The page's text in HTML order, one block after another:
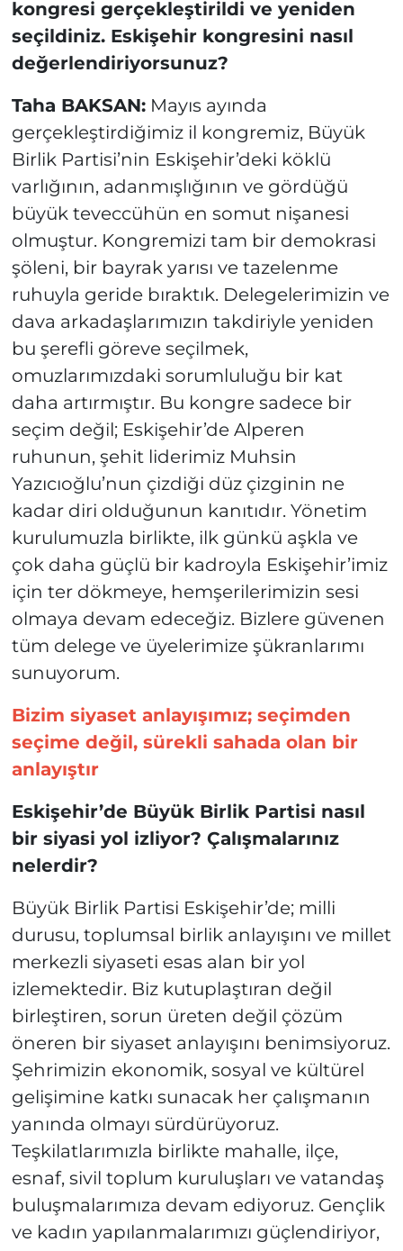
kongresi gerçekleştirildi ve yeniden
seçildiniz. Eskişehir kongresini nasıl
değerlendiriyorsunuz?
Taha BAKSAN:Mayıs ayında
gerçekleştirdiğimiz il kongremiz, Büyük
Birlik Partisi’nin Eskişehir’deki köklü
varlığının, adanmışlığının ve gördüğü
büyük teveccühün en somut nişanesi
olmuştur. Kongremizi tam bir demokrasi
şöleni, bir bayrak yarısı ve tazelenme
ruhuyla geride bıraktık. Delegelerimizin ve
dava arkadaşlarımızın takdiriyle yeniden
bu şerefli göreve seçilmek,
omuzlarımızdaki sorumluluğu bir kat
daha artırmıştır. Bu kongre sadece bir
seçim değil; Eskişehir’de Alperen
ruhunun, şehit liderimiz Muhsin
Yazıcıoğlu’nun çizdiği düz çizginin ne
kadar diri olduğunun kanıtıdır. Yönetim
kurulumuzla birlikte, ilk günkü aşkla ve
çok daha güçlü bir kadroyla Eskişehir’imiz
için ter dökmeye, hemşerilerimizin sesi
olmaya devam edeceğiz. Bizlere güvenen
tüm delege ve üyelerimize şükranlarımı
sunuyorum.
Bizim siyaset anlayışımız; seçimden
seçime değil, sürekli sahada olan bir
anlayıştır
Eskişehir’de Büyük Birlik Partisi nasıl
bir siyasi yol izliyor? Çalışmalarınız
nelerdir?
Büyük Birlik Partisi Eskişehir’de; milli
durusu, toplumsal birlik anlayışını ve millet
merkezli siyaseti esas alan bir yol
izlemektedir. Biz kutuplaştıran değil
birleştiren, sorun üreten değil çözüm
öneren bir siyaset anlayışını benimsiyoruz.
Şehrimizin ekonomik, sosyal ve kültürel
gelişimine katkı sunacak her çalışmanın
yanında olmayı sürdürüyoruz.
Teşkilatlarımızla birlikte mahalle, ilçe,
esnaf, sivil toplum kuruluşları ve vatandaş
buluşmalarımıza devam ediyoruz. Gençlik
ve kadın yapılanmalarımızı güçlendiriyor,